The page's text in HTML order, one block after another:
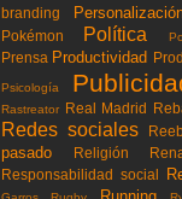
branding
Pokémon
Política
Prensa Productividad
Psicología
Rastreator Real Madrid
Redes sociales
pasado
Religión
Responsabilidad social